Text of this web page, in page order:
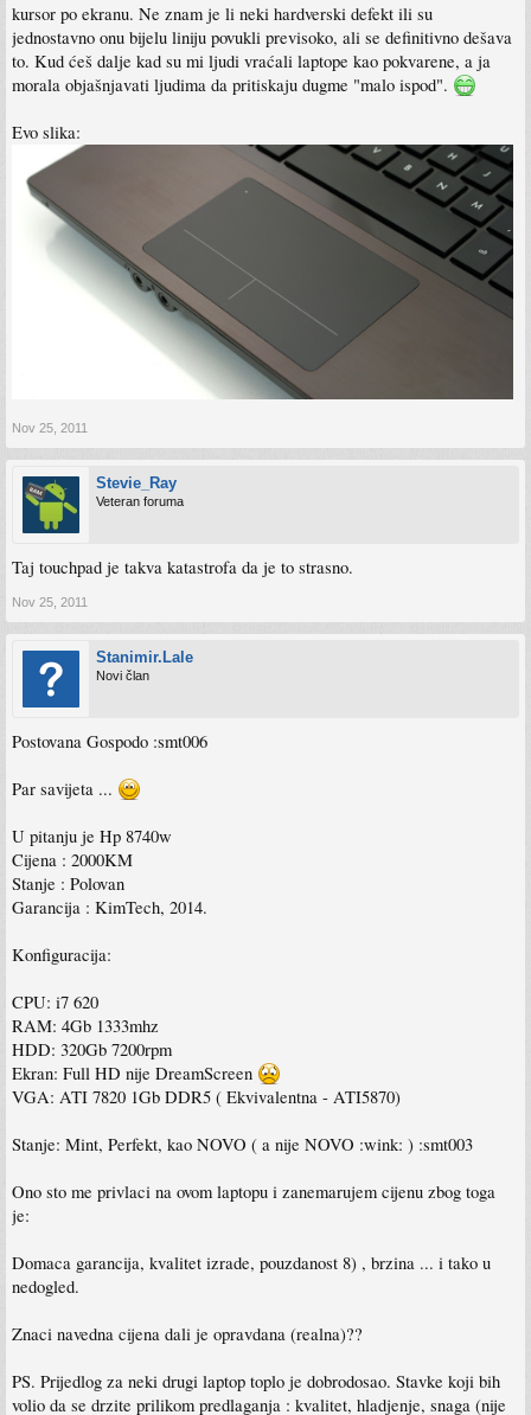
kursor po ekranu. Ne znam je li neki hardverski defekt ili su
jednostavno onu bijelu liniju povukli previsoko, ali se definitivno dešava
to. Kud ćeš dalje kad su mi ljudi vraćali laptope kao pokvarene, a ja
morala objašnjavati ljudima da pritiskaju dugme "malo ispod".
Evo slika:
Nov 25, 2011
Stevie_Ray
Veteran foruma
Taj touchpad je takva katastrofa da je to strasno.
Nov 25, 2011
Stanimir.Lale
Novi član
Postovana Gospodo :smt006
Par savijeta ...
U pitanju je Hp 8740w
Cijena : 2000KM
Stanje : Polovan
Garancija : KimTech, 2014.
Konfiguracija:
CPU: i7 620
RAM: 4Gb 1333mhz
HDD: 320Gb 7200rpm
Ekran: Full HD nije DreamScreen
VGA: ATI 7820 1Gb DDR5 ( Ekvivalentna - ATI5870)
Stanje: Mint, Perfekt, kao NOVO ( a nije NOVO :wink: ) :smt003
Ono sto me privlaci na ovom laptopu i zanemarujem cijenu zbog toga
je:
Domaca garancija, kvalitet izrade, pouzdanost 8) , brzina ... i tako u
nedogled.
Znaci navedna cijena dali je opravdana (realna)??
PS. Prijedlog za neki drugi laptop toplo je dobrodosao. Stavke koji bih
volio da se drzite prilikom predlaganja : kvalitet, hladjenje, snaga (nije